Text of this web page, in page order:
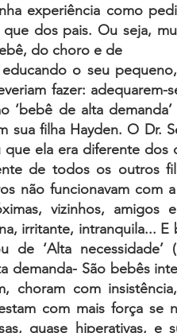
experiência como
dos pais. Ou seja,
do choro e de
o seu
fazer:
‘bebê de alta
sua filha Hayden. O Dr.
que ela era diferente
de todos os outros
não funcionavam com
vizinhos, amigos
irritante, intranquila...
de ‘Alta
demanda- São bebês
choram com
com mais força se
quase hiperativas,